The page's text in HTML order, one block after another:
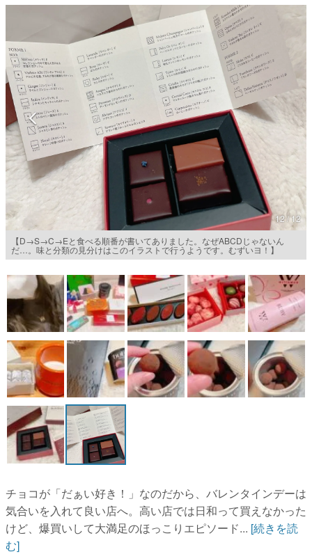
若ゲのいたり〜ゲームクリエイターの青春〜
『うつヌケ』『ペンと箸』等で知られるマンガ家・田中圭
一先生によるゲーム業界レポートマンガです。
なんでゲームは面白い？
ゲーム開発者・hamatsu氏がゲームの魅力を画面や操作の
具体的な形から解き明かしていく、硬派で骨太な評論連載
です。
ゲームが変えた日本語
「経験値」「裏技」「ラスボス」… ゲームにまつわる言葉
の起源や用法の変遷を、コンピューター文化史研究家・タ
イニーP氏が徹底調査。
カテゴリ
特集記事
マンガ
女性向け
アプリレビュー
その他
電ファミニコゲーマーとは？
運営：株式会社マレ
12 / 12
【D→S→C→Eと食べる順番が書いてありました。なぜABCDじゃないん
だ…。味と分類の見分けはこのイラストで行うようです。むずいヨ！】
チョコが「だぁい好き！」なのだから、バレンタインデーは
気合いを入れて良い店へ。高い店では日和って買えなかった
けど、爆買いして大満足のほっこりエピソード... [続きを読
む]